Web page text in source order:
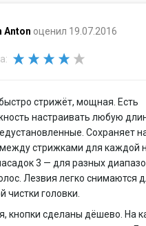
Anton оценил 19.07.2016
стрижёт, мощная. Есть
настраивать любую
Сохраняет
стрижками для каждой
3 — для разных
Лезвия легко снимаются
чистки головки.
кнопки сделаны дёшево. На